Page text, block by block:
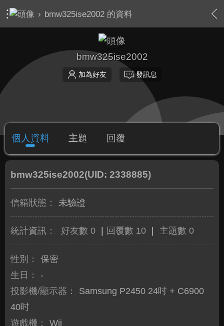
› bmw325ise2002 的資料
bmw325ise2002
加為好友 發訊息
個人資料 主題 回覆
bmw325ise2002(UID: 2338885)
信箱狀態： 未驗證
統計資訊： 好友數 0 回覆數 10 主題數 0
性別：
保密
生日：
-
投影機/顯示器：
Samsung P2450 24吋 + C6900
40吋
遊戲機：
Wii